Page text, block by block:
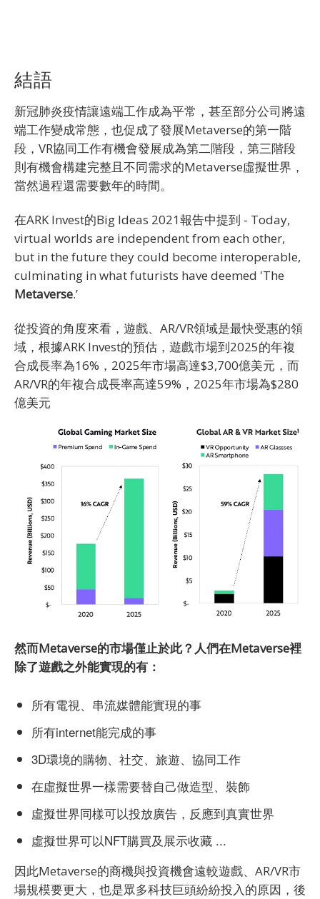
結語
新冠肺炎疫情讓遠端工作成為平常，甚至部分公司將遠
端工作變成常態，也促成了發展Metaverse的第一階
段，VR協同工作有機會發展成為第二階段，第三階段
則有機會構建完整且不同需求的Metaverse虛擬世界，
當然過程還需要數年的時間。
在ARK Invest的Big Ideas 2021報告中提到 - Today,
virtual worlds are independent from each other,
but in the future they could become interoperable,
culminating in what futurists have deemed 'The
Metaverse.’
從投資的角度來看，遊戲、AR/VR領域是最快受惠的領
域，根據ARK Invest的預估，遊戲市場到2025的年複
合成長率為16%，2025年市場高達$3,700億美元，而
AR/VR的年複合成長率高達59%，2025年市場為$280
億美元
然而Metaverse的市場僅止於此？人們在Metaverse裡
除了遊戲之外能實現的有：
所有電視、串流媒體能實現的事
所有internet能完成的事
3D環境的購物、社交、旅遊、協同工作
在虛擬世界一樣需要替自己做造型、裝飾
虛擬世界同樣可以投放廣告，反應到真實世界
虛擬世界可以NFT購買及展示收藏 ...
因此Metaverse的商機與投資機會遠較遊戲、AR/VR市
場規模要更大，也是眾多科技巨頭紛紛投入的原因，後